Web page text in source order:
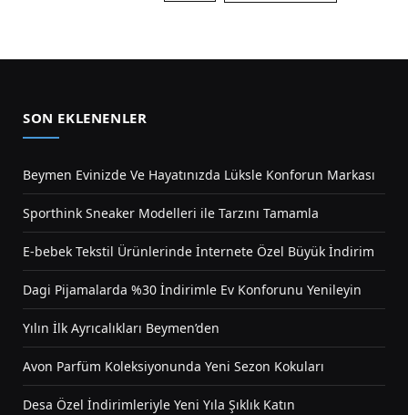
SON EKLENENLER
Beymen Evinizde Ve Hayatınızda Lüksle Konforun Markası
Sporthink Sneaker Modelleri ile Tarzını Tamamla
E-bebek Tekstil Ürünlerinde İnternete Özel Büyük İndirim
Dagi Pijamalarda %30 İndirimle Ev Konforunu Yenileyin
Yılın İlk Ayrıcalıkları Beymen’den
Avon Parfüm Koleksiyonunda Yeni Sezon Kokuları
Desa Özel İndirimleriyle Yeni Yıla Şıklık Katın